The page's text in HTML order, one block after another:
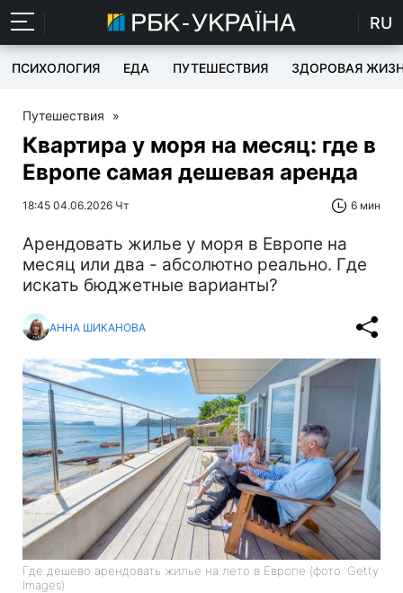
RU
ПСИХОЛОГИЯ ЕДА ПУТЕШЕСТВИЯ ЗДОРОВАЯ
Путешествия »
Квартира у моря на месяц: где в
Европе самая дешевая аренда
18:45 04.06.2026 Чт 6 мин
Арендовать жилье у моря в Европе на
месяц или два - абсолютно реально. Где
искать бюджетные варианты?
АННА ШИКАНОВА
Где дешево арендовать жилье на лето в Европе (фото: Getty
Images)